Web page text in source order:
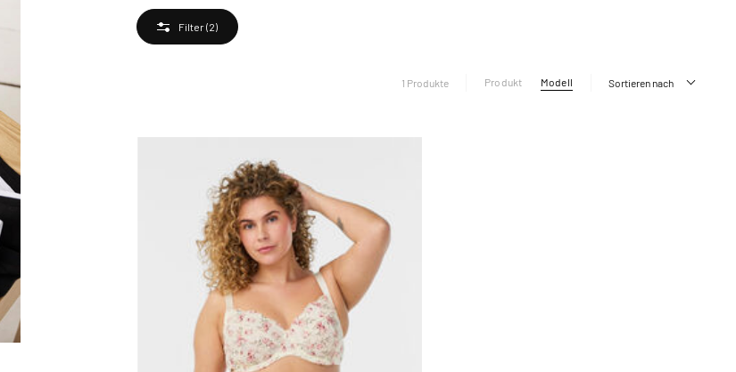
Filter(2)
1 Produkte Produkt Modell Sortieren nach